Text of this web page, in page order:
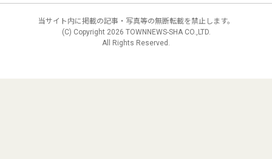
当サイト内に掲載の記事・写真等の無断転載を禁止します。
(C) Copyright 2026 TOWNNEWS-SHA CO.,LTD.
All Rights Reserved.